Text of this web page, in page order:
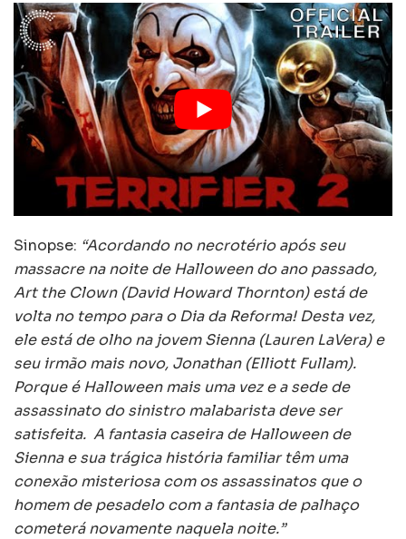
Sinopse: “Acordando no necrotério após seu
massacre na noite de Halloween do ano passado,
Art the Clown (David Howard Thornton) está de
volta no tempo para o Dia da Reforma! Desta vez,
ele está de olho na jovem Sienna (Lauren LaVera) e
seu irmão mais novo, Jonathan (Elliott Fullam).
Porque é Halloween mais uma vez e a sede de
assassinato do sinistro malabarista deve ser
satisfeita. A fantasia caseira de Halloween de
Sienna e sua trágica história familiar têm uma
conexão misteriosa com os assassinatos que o
homem de pesadelo com a fantasia de palhaço
cometerá novamente naquela noite.”